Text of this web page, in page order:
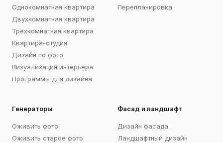
Однокомнатная квартира
Двухкомнатная квартира
Трёхкомнатная квартира
Квартира-студия
Дизайн по фото
Визуализация интерьера
Программы для дизайна
Перепланировка
Генераторы
Оживить фото
Оживить старое фото
Фасад и ландшафт
Дизайн фасада
Ландшафтный дизайн